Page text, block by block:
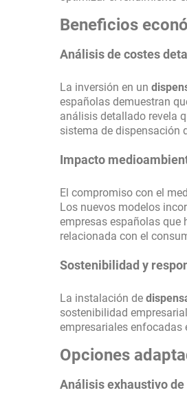
Beneficios
Análisis de costes
La inversión en un
españolas demuestran
análisis detallado revela
sistema de dispensación
Impacto
El compromiso con el
Los nuevos modelos
empresas españolas que
relacionada con el
Sostenibilidad y
La instalación de
sostenibilidad
empresariales enfocadas
Opciones
Análisis exhaustivo